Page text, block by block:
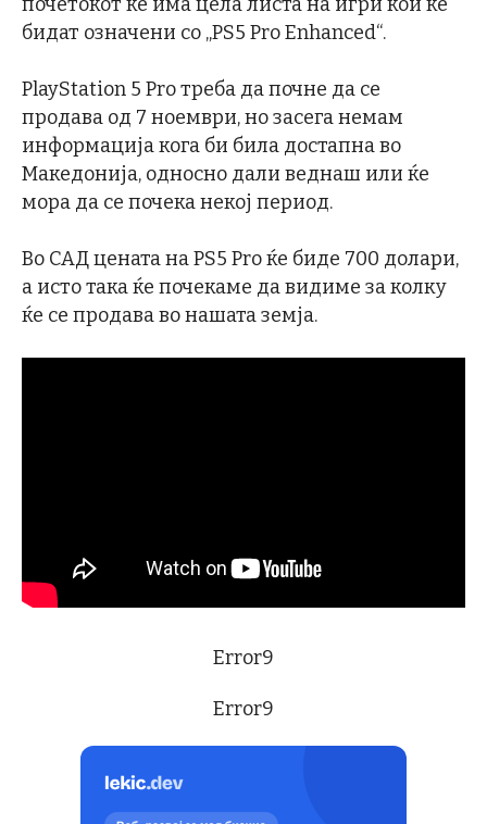
бидат означени со „PS5 Pro Enhanced“.
PlayStation 5 Pro треба да почне да се
продава од 7 ноември, но засега немам
информација кога би била достапна во
Македонија, односно дали веднаш или ќе
мора да се почека некој период.
Во САД цената на PS5 Pro ќе биде 700 долари,
а исто така ќе почекаме да видиме за колку
ќе се продава во нашата земја.
Error9
Error9